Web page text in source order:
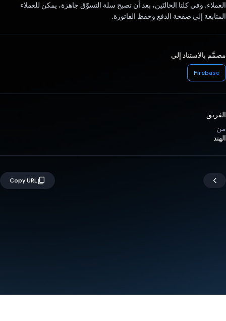
العملاء. وفي كلتا الحالتَين، بعد أن تصبح سلة التسوّق جاهزة، يمكن للعملاء
المتابعة إلى صفحة الدفع وحفظ الفاتورة.
مصمَّم بالاستناد إلى
Firebase
الفريق
من
الهند